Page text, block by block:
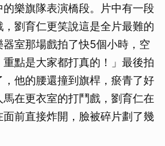
樂旗隊表演橋段。片中有一段
劉育仁更笑說這是全片最難的
室那場戲拍了快5個小時，空
點是大家都打真的！」最後拍
他的腰還撞到旗桿，瘀青了好
在更衣室的打鬥戲，劉育仁在
前直接炸開，臉被碎片劃了幾